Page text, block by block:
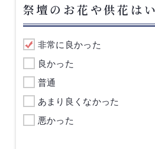
祭壇のお花や供花は
非常に良かった
良かった
普通
あまり良くなかった
悪かった